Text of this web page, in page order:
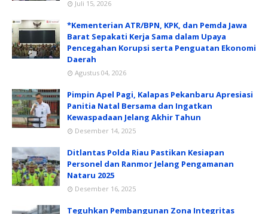
Juli 15, 2026
*Kementerian ATR/BPN, KPK, dan Pemda Jawa
Barat Sepakati Kerja Sama dalam Upaya
Pencegahan Korupsi serta Penguatan Ekonomi
Daerah
Agustus 04, 2026
Pimpin Apel Pagi, Kalapas Pekanbaru Apresiasi
Panitia Natal Bersama dan Ingatkan
Kewaspadaan Jelang Akhir Tahun
Desember 14, 2025
Ditlantas Polda Riau Pastikan Kesiapan
Personel dan Ranmor Jelang Pengamanan
Nataru 2025
Desember 16, 2025
Teguhkan Pembangunan Zona Integritas